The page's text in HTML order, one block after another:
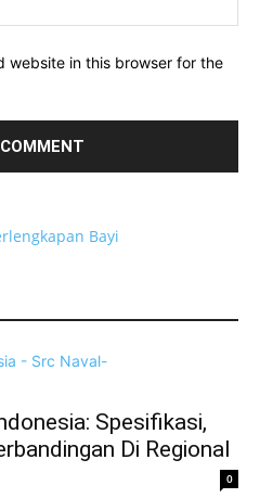
website in this browser for the
Spesifikasi,
Di Regional
0